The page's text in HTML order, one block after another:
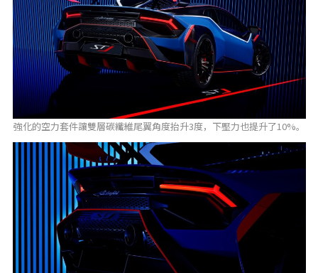
強化的空力套件讓雙層碳纖維尾翼角度抬升3度，下壓力也提升了10%。